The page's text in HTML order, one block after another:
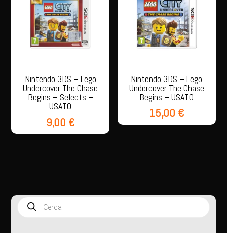
Nintendo 3DS – Lego
Undercover The Chase
Begins – Selects –
USATO
9,00 €
Nintendo 3DS – Lego
Undercover The Chase
Begins – USATO
15,00 €
search